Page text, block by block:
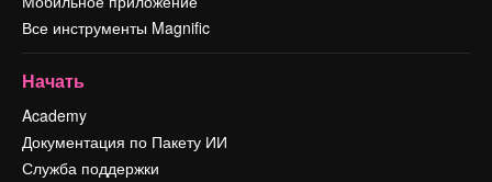
Все инструменты Magnific
Начать
Academy
Документация по Пакету ИИ
Служба поддержки